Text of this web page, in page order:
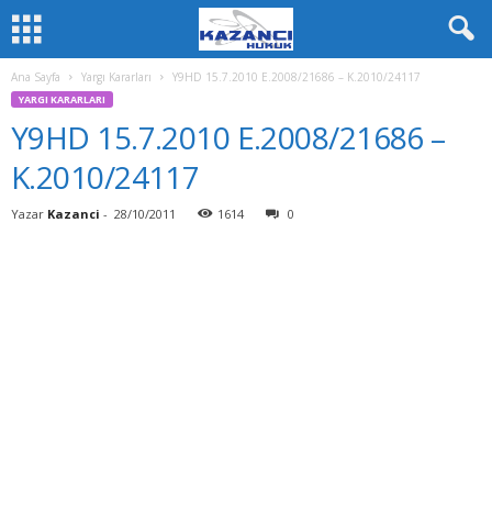
Ana Sayfa Yargı Kararları Y9HD 15.7.2010 E.2008/21686 – K.2010/24117
YARGI KARARLARI
Y9HD 15.7.2010 E.2008/21686 –
K.2010/24117
Yazar Kazanci - 28/10/2011 1614 0